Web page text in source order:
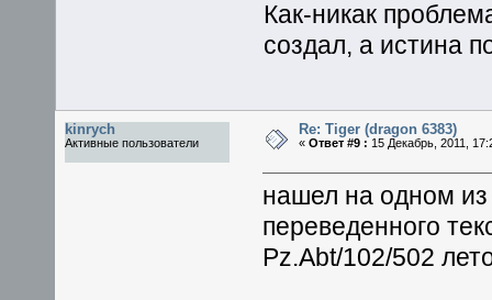
Как-никак
создал, а истина
kinrych
Активные пользователи
Re: Tiger (dragon 6383)
« Ответ #9 : 15 Декабрь, 2011,
нашел на одном из
переведенного
Pz.Abt/102/502